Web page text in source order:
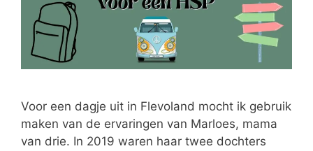
Voor een dagje uit in Flevoland mocht ik gebruik
maken van de ervaringen van Marloes, mama
van drie. In 2019 waren haar twee dochters